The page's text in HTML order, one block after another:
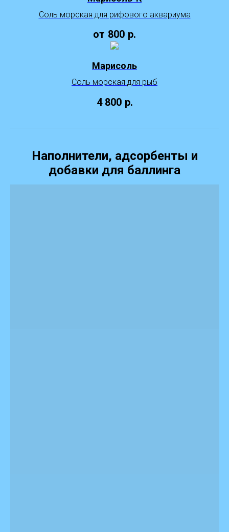
Соль морская для рифового аквариума
от 800 р.
Марисоль
Соль морская для рыб
4 800 р.
Наполнители, адсорбенты и
добавки для баллинга